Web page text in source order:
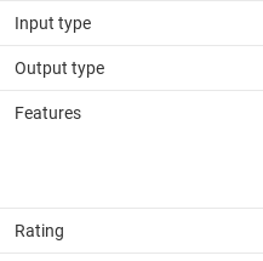
Input type
Output type
Features
Rating